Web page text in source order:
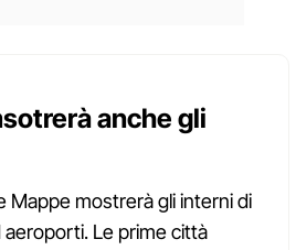
anche gli
Mappe mostrerà gli interni di
Le prime città